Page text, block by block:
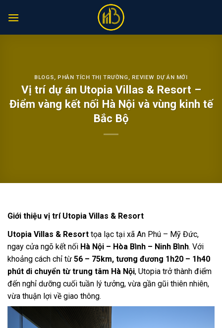
BLOGS, PHÂN TÍCH THỊ TRƯỜNG, REVIEW DỰ ÁN MỚI
Vị trí dự án Utopia Villas & Resort –
Điểm vàng kết nối Hà Nội và vùng kinh tế
Bắc Bộ
Giới thiệu vị trí Utopia Villas & Resort
Utopia Villas & Resort tọa lạc tại xã An Phú – Mỹ Đức,
ngay cửa ngõ kết nối Hà Nội – Hòa Bình – Ninh Bình. Với
khoảng cách chỉ từ 56 – 75km, tương đương 1h20 – 1h40
phút di chuyển từ trung tâm Hà Nội, Utopia trở thành điểm
đến nghỉ dưỡng cuối tuần lý tưởng, vừa gần gũi thiên nhiên,
vừa thuận lợi về giao thông.